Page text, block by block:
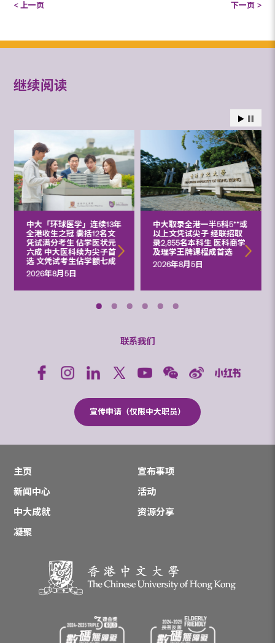
< 上一页 下一页 >
继续阅读
中大「环球医学」连续13年
全港收生之冠 囊括12名文
凭试满分考生 佔学医状元
六成 中大医科续为尖子首
选 文凭试考生佔学额七成
2026年8月5日
中大取录全港一半5科5**或
以上文凭试尖子 经联招取
录2,855名本科生 医科商学
及理学王牌课程成首选
2026年8月5日
联系我们
宣传申请（仅限中大职员）
主页
宣布事项
新闻中心
活动
中大成就
资源分享
凝聚